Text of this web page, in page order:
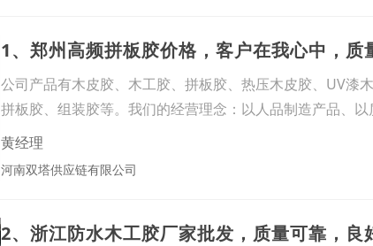
1、郑州高频拼板胶价格，客户在我心中，质
公司产品有木皮胶、木工胶、拼板胶、热压木皮胶、UV漆
拼板胶、组装胶等。我们的经营理念：以人品制造产品、
类健
黄经理
河南双塔供应链有限公司
2、浙江防水木工胶厂家批发，质量可靠，良